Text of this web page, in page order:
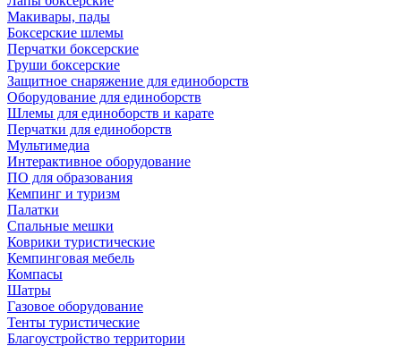
Макивары, пады
Боксерские шлемы
Перчатки боксерские
Груши боксерские
Защитное снаряжение для единоборств
Оборудование для единоборств
Шлемы для единоборств и карате
Перчатки для единоборств
Мультимедиа
Интерактивное оборудование
ПО для образования
Кемпинг и туризм
Палатки
Спальные мешки
Коврики туристические
Кемпинговая мебель
Компасы
Шатры
Газовое оборудование
Тенты туристические
Благоустройство территории